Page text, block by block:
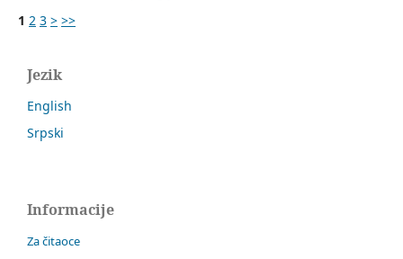
1 2 3 > >>
Jezik
English
Srpski
Informacije
Za čitaoce